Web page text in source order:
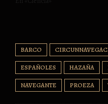
BARCO
ESPAÑOLES HAZAÑA
NAVEGANTE PROEZA